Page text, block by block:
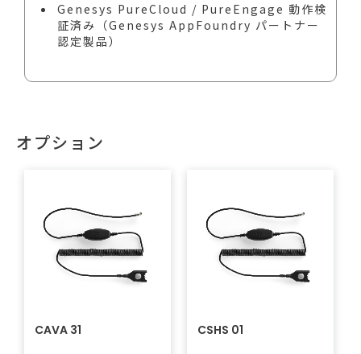
Genesys PureCloud / PureEngage 動作検
証済み（Genesys AppFoundry パートナー
認定製品）
オプション
CAVA 31 CSHS 01